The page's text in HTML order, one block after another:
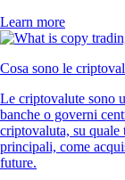
Learn more
Cosa sono le
Le criptovalute sono
banche o governi
criptovaluta, su quale
principali, come
future.